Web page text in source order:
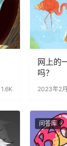
1.6K
网上的
吗？
2023年2
问答库